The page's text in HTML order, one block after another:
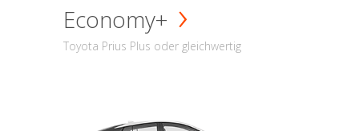
Economy+
Toyota Prius Plus oder gleichwertig